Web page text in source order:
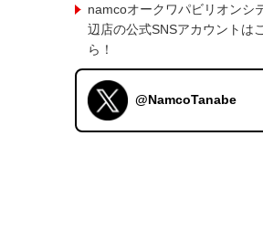
namcoオークワパビリオンシ
辺店の公式SNSアカウントは
ら！
@NamcoTanabe